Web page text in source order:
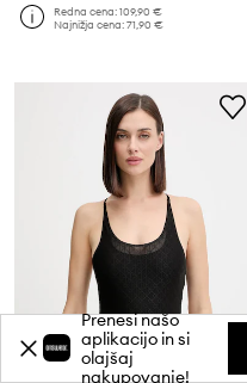
Redna cena:109,90 €
Najnižja cena:71,90 €
Prenesi našo
aplikacijo in si
olajšaj
nakupovanje!